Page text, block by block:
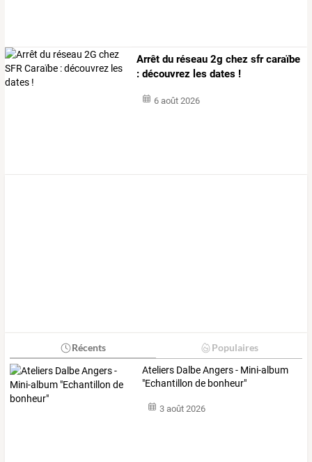
Arrêt du réseau 2g chez sfr caraïbe
: découvrez les dates !
6 août 2026
Récents Populaires
Ateliers Dalbe Angers - Mini-album
"Echantillon de bonheur"
3 août 2026